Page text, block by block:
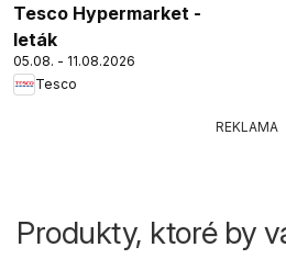
Tesco Hypermarket -
leták
05.08. - 11.08.2026
Tesco
REKLAMA
Produkty, ktoré by